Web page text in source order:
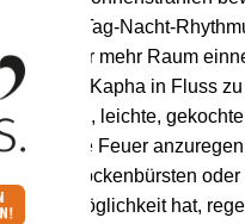
Tag-Nacht-
darf wieder mehr Raum
helfen, Kapha in Fluss
Getränke, leichte,
das innere Feuer
wie Trockenbürsten
die Möglichkeit hat,